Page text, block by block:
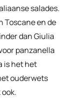
salades.
Toscane en de
dan Giulia
panzanella
is het het
ouderwets